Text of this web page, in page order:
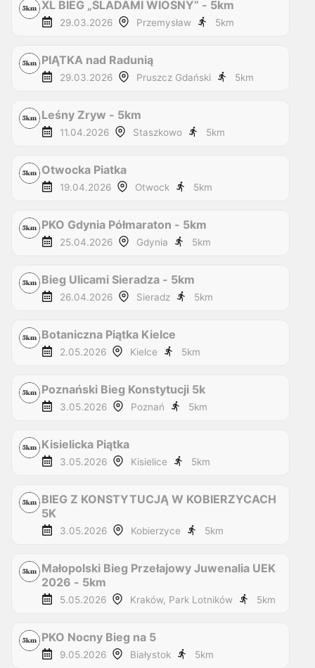
XL BIEG „ŚLADAMI WIOSNY” - 5km
29.03.2026 Przemysław 5km
PIĄTKA nad Radunią
29.03.2026 Pruszcz Gdański 5km
Leśny Zryw - 5km
11.04.2026 Staszkowo 5km
Otwocka Piatka
19.04.2026 Otwock 5km
PKO Gdynia Półmaraton - 5km
25.04.2026 Gdynia 5km
Bieg Ulicami Sieradza - 5km
26.04.2026 Sieradz 5km
Botaniczna Piątka Kielce
2.05.2026 Kielce 5km
Poznański Bieg Konstytucji 5k
3.05.2026 Poznań 5km
Kisielicka Piątka
3.05.2026 Kisielice 5km
BIEG Z KONSTYTUCJĄ W KOBIERZYCACH
5K
3.05.2026 Kobierzyce 5km
Małopolski Bieg Przełajowy Juwenalia UEK
2026 - 5km
5.05.2026 Kraków, Park Lotników 5km
PKO Nocny Bieg na 5
9.05.2026 Białystok 5km